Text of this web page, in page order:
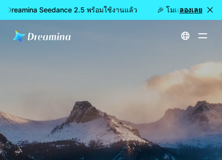
Dreamina Seedance 2.5 พร้อมใช้งานแล้ว 🎉 โมเดลใหม่เปิดให้
ลองเลย
หน้าหลัก ข้อความฟรีไปยังเครื่องกำเนิดวิดีโอ AI